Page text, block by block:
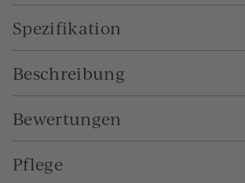
Spezifikation
Beschreibung
Bewertungen
Pflege